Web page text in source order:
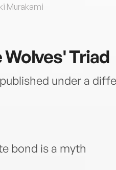
Murakami
Wolves' Triad
under a
bond is a myth